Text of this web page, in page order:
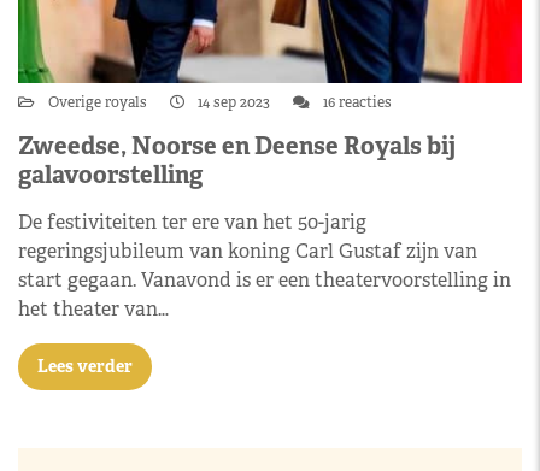
Overige royals 14 sep 2023 16 reacties
Zweedse, Noorse en Deense Royals bij
galavoorstelling
De festiviteiten ter ere van het 50-jarig
regeringsjubileum van koning Carl Gustaf zijn van
start gegaan. Vanavond is er een theatervoorstelling in
het theater van…
Lees verder